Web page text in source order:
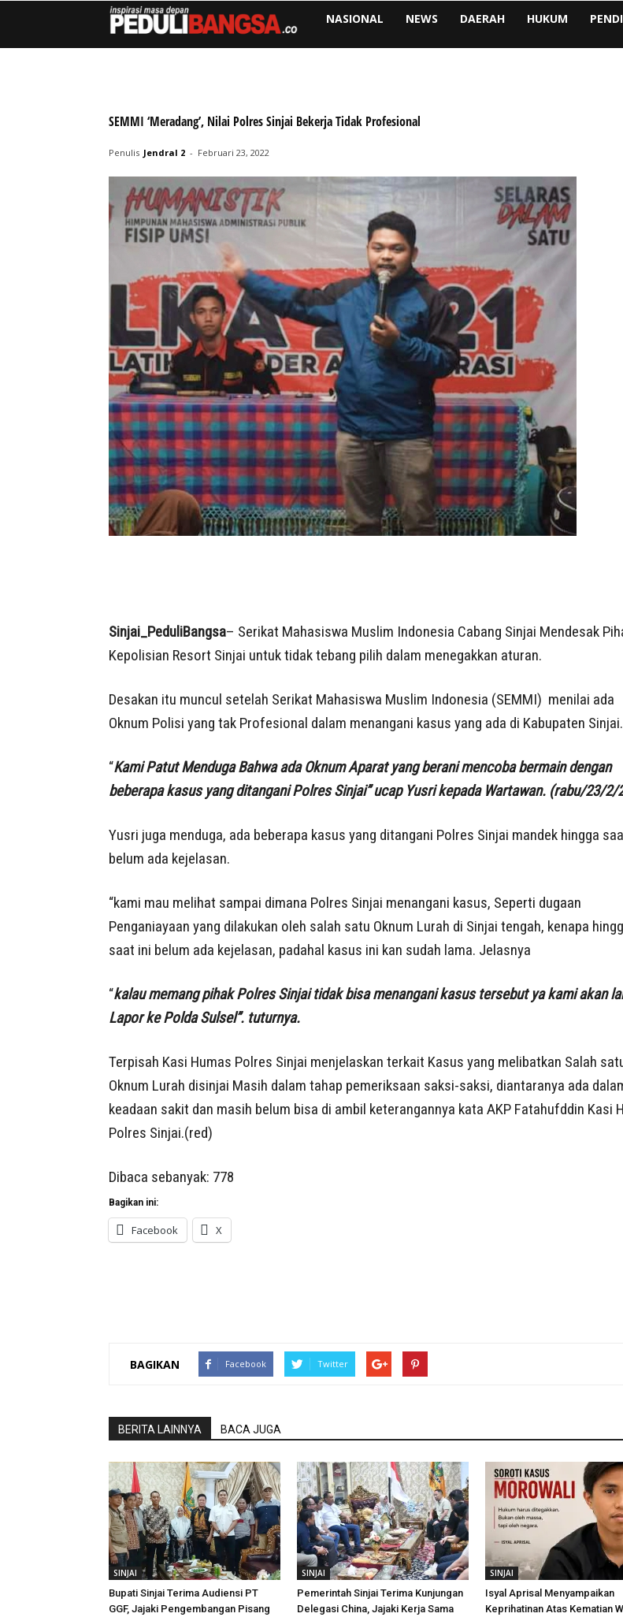
NASIONAL NEWS DAERAH HUKUM
SEMMI ‘Meradang’, Nilai Polres Sinjai Bekerja Tidak Profesional
Penulis Jendral 2 - Februari 23, 2022
Sinjai_PeduliBangsa– Serikat Mahasiswa Muslim Indonesia Cabang Sinjai Mendesak
Kepolisian Resort Sinjai untuk tidak tebang pilih dalam menegakkan aturan.
Desakan itu muncul setelah Serikat Mahasiswa Muslim Indonesia (SEMMI) menilai ada
Oknum Polisi yang tak Profesional dalam menangani kasus yang ada di Kabupaten Sinjai.
“Kami Patut Menduga Bahwa ada Oknum Aparat yang berani mencoba bermain dengan
beberapa kasus yang ditangani Polres Sinjai” ucap Yusri kepada Wartawan. (rabu/23/2/
Yusri juga menduga, ada beberapa kasus yang ditangani Polres Sinjai mandek hingga
belum ada kejelasan.
“kami mau melihat sampai dimana Polres Sinjai menangani kasus, Seperti dugaan
Penganiayaan yang dilakukan oleh salah satu Oknum Lurah di Sinjai tengah, kenapa
saat ini belum ada kejelasan, padahal kasus ini kan sudah lama. Jelasnya
“kalau memang pihak Polres Sinjai tidak bisa menangani kasus tersebut ya kami akan
Lapor ke Polda Sulsel”. tuturnya.
Terpisah Kasi Humas Polres Sinjai menjelaskan terkait Kasus yang melibatkan Salah
Oknum Lurah disinjai Masih dalam tahap pemeriksaan saksi-saksi, diantaranya ada
keadaan sakit dan masih belum bisa di ambil keterangannya kata AKP Fatahufddin Kasi
Polres Sinjai.(red)
Dibaca sebanyak: 778
Bagikan ini:
Facebook X
BAGIKAN Facebook Twitter
BERITA LAINNYA BACA JUGA
SINJAI
Bupati Sinjai Terima Audiensi PT
GGF, Jajaki Pengembangan Pisang
SINJAI
Pemerintah Sinjai Terima Kunjungan
Delegasi China, Jajaki Kerja Sama
SINJAI
Isyal Aprisal Menyampaikan
Keprihatinan Atas Kematian